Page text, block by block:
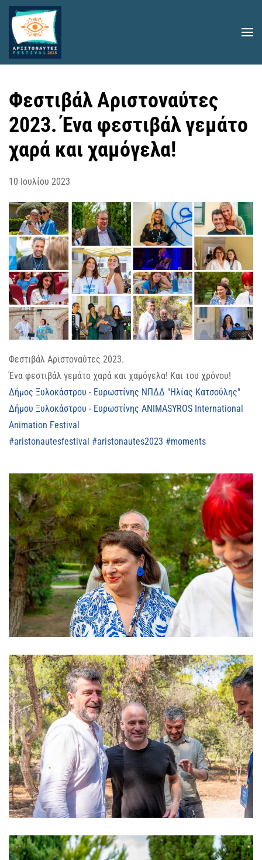
Skip to main content
Φεστιβάλ Αριστοναύτες
2023. Ένα φεστιβάλ γεμάτο
χαρά και χαμόγελα!
10 Ιουλίου 2023
Φεστιβάλ Αριστοναύτες 2023.
Ένα φεστιβάλ γεμάτο χαρά και χαμόγελα! Και του χρόνου!
Δήμος Ξυλοκάστρου - Ευρωστίνης ΝΠΔΔ "Ηλίας Κατσούλης"
Δήμου Ξυλοκάστρου - Ευρωστίνης ANIMASYROS International
Animation Festival
#aristonautesfestival #aristonautes2023 #moments